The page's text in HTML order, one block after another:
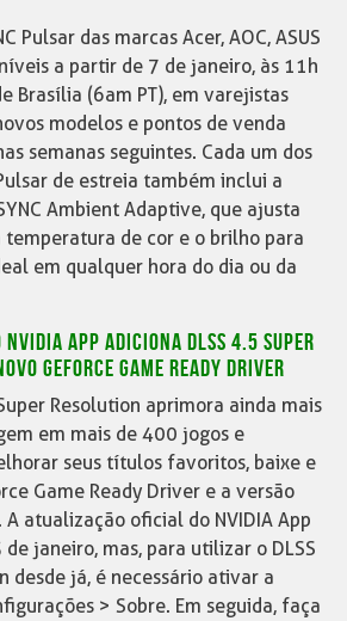
Pulsar das marcas Acer, AOC, ASUS
a partir de 7 de janeiro, às 11h
Brasília (6am PT), em varejistas
modelos e pontos de venda
semanas seguintes. Cada um dos
de estreia também inclui a
Ambient Adaptive, que ajusta
de cor e o brilho para
em qualquer hora do dia ou da
APP ADICIONA DLSS 4.5 SUPER
GEFORCE GAME READY DRIVER
Resolution aprimora ainda mais
em mais de 400 jogos e
seus títulos favoritos, baixe e
Game Ready Driver e a versão
A atualização oficial do NVIDIA App
janeiro, mas, para utilizar o DLSS
desde já, é necessário ativar a
> Sobre. Em seguida, faça